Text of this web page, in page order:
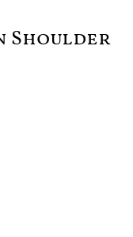
Shoulder